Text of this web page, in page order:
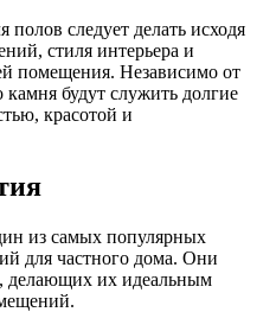
следует делать исходя
стиля интерьера и
помещения. Независимо от
будут служить долгие
красотой и
из самых популярных
для частного дома. Они
делающих их идеальным